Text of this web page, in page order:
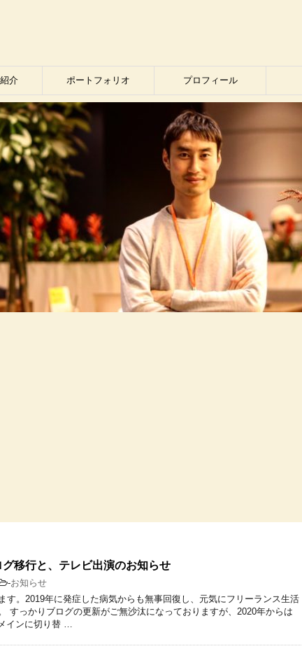
介 ポートフォリオ プロフィール
移行と、テレビ出演のお知らせ
-お知らせ
す。2019年に発症した病気からも無事回復し、元気にフリーランス生活
すっかりブログの更新がご無沙汰になっておりますが、2020年からは
インに切り替 …